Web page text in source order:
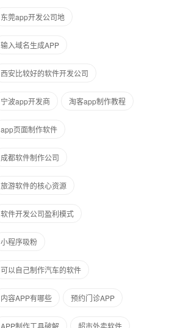
东莞app开发公司地
输入域名生成APP
西安比较好的软件开发公司
宁波app开发商 淘客app制作教程
app页面制作软件
成都软件制作公司
旅游软件的核心资源
软件开发公司盈利模式
小程序吸粉
可以自己制作汽车的软件
内容APP有哪些 预约门诊APP
APP制作工具破解 超市外卖软件